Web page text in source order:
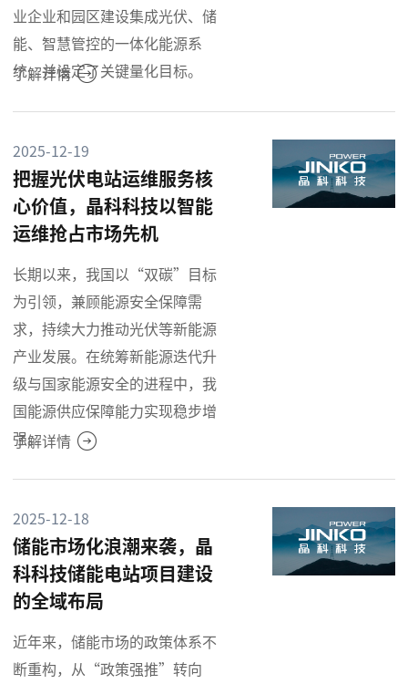
业企业和园区建设集成光伏、储
能、智慧管控的一体化能源系
统，并设定了关键量化目标。
了解详情
2025-12-19
把握光伏电站运维服务核
心价值，晶科科技以智能
运维抢占市场先机
长期以来，我国以“双碳”目标
为引领，兼顾能源安全保障需
求，持续大力推动光伏等新能源
产业发展。在统筹新能源迭代升
级与国家能源安全的进程中，我
国能源供应保障能力实现稳步增
强。
了解详情
2025-12-18
储能市场化浪潮来袭，晶
科科技储能电站项目建设
的全域布局
近年来，储能市场的政策体系不
断重构，从“政策强推”转向